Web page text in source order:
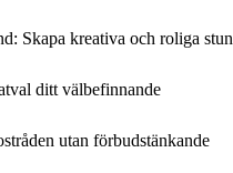
Skapa kreativa och roliga
ditt välbefinnande
utan förbudstänkande